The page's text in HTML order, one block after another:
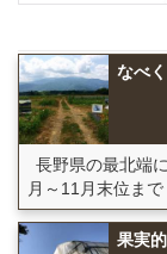
なべ
長野県の最北端
月～11月末位ま
果実